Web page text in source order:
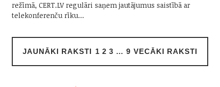
režīmā, CERT.LV regulāri saņem jautājumus saistībā ar
telekonferenču rīku…
JAUNĀKI RAKSTI 1 2 3 … 9 VECĀKI RAKSTI